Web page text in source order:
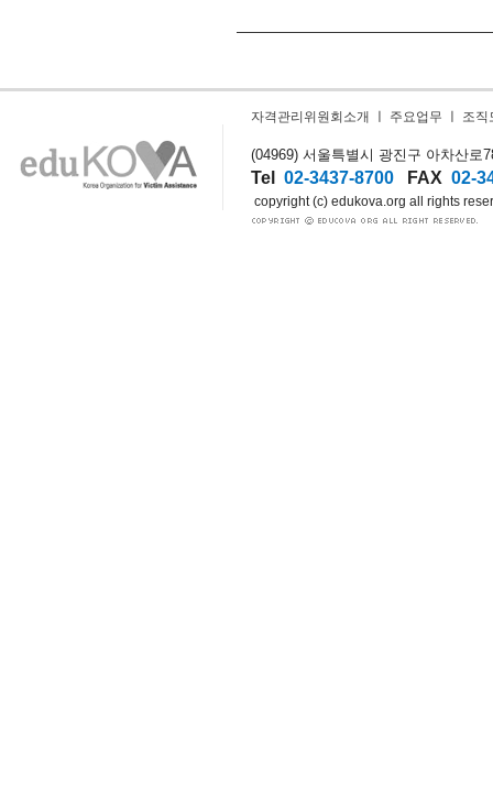
자격관리위원회소개 주요업무 조직
(04969) 서울특별시 광진구 아차산로
Tel 02-3437-8700 FAX 02-
copyright (c) edukova.org all rights